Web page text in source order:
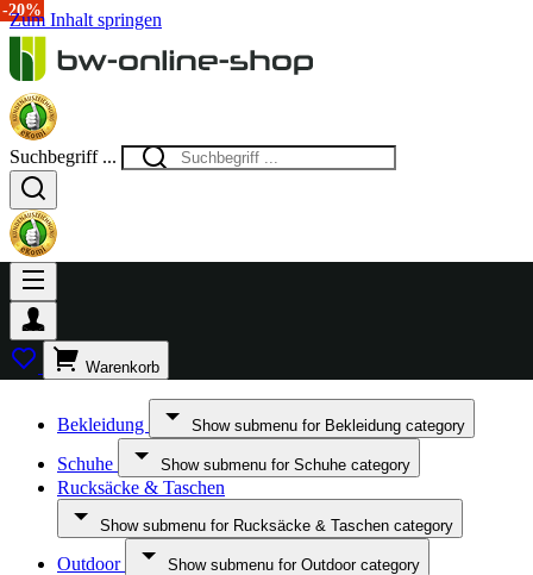
Zum Inhalt springen
Suchbegriff ...
Warenkorb
Bekleidung Show submenu for Bekleidung category
Schuhe Show submenu for Schuhe category
Rucksäcke & Taschen
Show submenu for Rucksäcke & Taschen category
Outdoor Show submenu for Outdoor category
-20%
-20%
-20%